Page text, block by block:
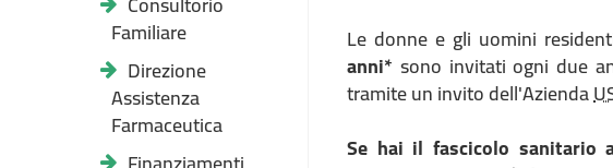
Familiare
Direzione
Assistenza
Farmaceutica
Le donne e gli uomini
anni* sono invitati ogni due
tramite un invito dell'Azienda
Se hai il fascicolo